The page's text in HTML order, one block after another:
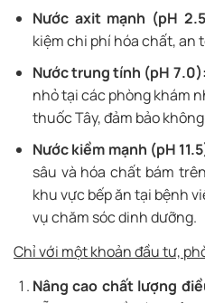
Nước axit mạnh (pH
kiệm chi phí hóa chất, an
Nước trung tính (pH 7.0):
nhỏ tại các phòng khám
thuốc Tây, đảm bảo
Nước kiềm mạnh (pH
sâu và hóa chất bám
khu vực bếp ăn tại bệnh
vụ chăm sóc dinh dưỡng.
Chỉ với một khoản đầu tư,
Nâng cao chất lượng